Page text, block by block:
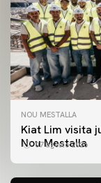
NOU MESTALLA
Kiat Lim visita
Nou Mestalla
07 agosto 2026